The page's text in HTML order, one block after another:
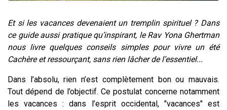
Et si les vacances devenaient un tremplin spirituel ? Dans
ce guide aussi pratique qu’inspirant, le Rav Yona Ghertman
nous livre quelques conseils simples pour vivre un été
Cachère et ressourçant, sans rien lâcher de l’essentiel...
Dans l’absolu, rien n’est complètement bon ou mauvais.
Tout dépend de l’objectif. Ce postulat concerne notamment
les vacances : dans l’esprit occidental, "vacances" est